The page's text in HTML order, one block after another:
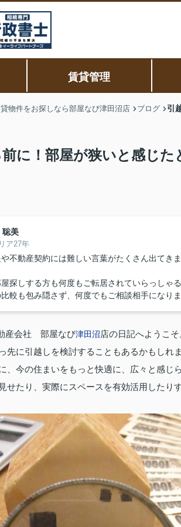
賃貸管理
物件をお探しなら部屋なび津田沼店 ブログ 引
に！部屋が狭いと感じ
聡美
ア27年
不動産契約には難しい言葉がたくさん出てき
探しする方も何度もご転居されていらっしゃ
較も包み隠さず、何度でもご相談相手になり
産会社 部屋なび津田沼店の日記へようこそ
先に引越しを検討することもあるかもしれ
、今の住まいをもっと快適に、広々と感じ
せたり、実際にスペースを有効活用したり